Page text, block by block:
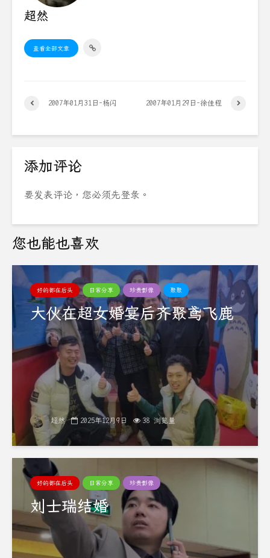
超然
查看全部文章
2007年01月31日-杨闪 2007年01月29日-徐佳程
添加评论
要发表评论，您必须先登录 。
您也能也喜欢
好的都在后头 日常分享 珍贵影像 聚聚
大伙在超女婚宴后齐聚鸢飞鹿
超然 2025年12月9日 38 浏览量
好的都在后头 日常分享 珍贵影像
刘士瑞结婚